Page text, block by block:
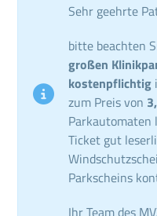
Sehr geehrte
bitte beachten
großen
kostenpflichtig
zum Preis von
Parkautomaten
Ticket gut
Parkscheins
Ihr Team des